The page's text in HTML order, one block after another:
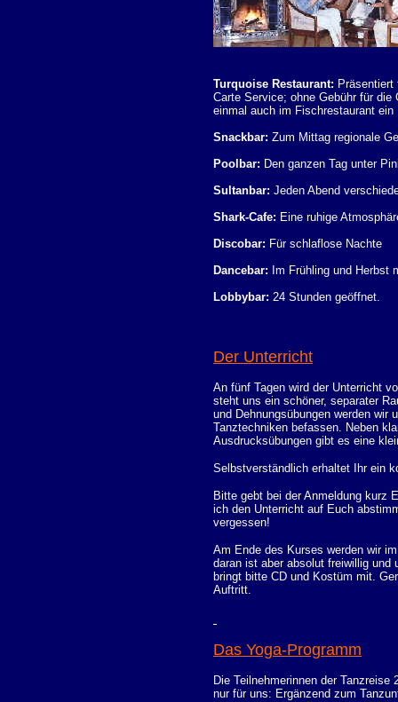
Turquoise Restaurant:
Carte Service; ohne Gebühr für
einmal auch im Fischrestaurant
Snackbar: Zum Mittag regionale
Poolbar: Den ganzen Tag unter
Sultanbar: Jeden Abend
Shark-Cafe: Eine ruhige
Discobar: Für schlaflose Nachte
Dancebar: Im Frühling und Herbst
Lobbybar: 24 Stunden geöffnet.
Der Unterricht
An fünf Tagen wird der Unterricht
steht uns ein schöner, separater
und Dehnungsübungen werden wir
Tanztechniken befassen. Neben
Ausdrucksübungen gibt es eine
Selbstverständlich erhaltet Ihr ein
Bitte gebt bei der Anmeldung kurz
ich den Unterricht auf Euch
vergessen!
Am Ende des Kurses werden wir
daran ist aber absolut freiwillig und
bringt bitte CD und Kostüm mit.
Auftritt.
Das Yoga-Programm
Die Teilnehmerinnen der
nur für uns: Ergänzend zum